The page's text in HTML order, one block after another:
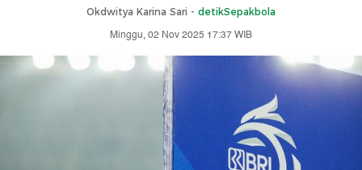
Okdwitya Karina Sari - detikSepakbola
Minggu, 02 Nov 2025 17:37 WIB